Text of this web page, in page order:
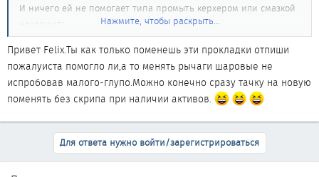
И ничего ей не помогает типа промыть керхером или смазкой
Я уже прикупил пластиковые надевалочки на пружины снизу
(хотя и родные вроде бы целые), в ближайшее время планирую
разобрать.
Нажмите, чтобы раскрыть...
Привет Felix.Ты как только поменешь эти прокладки отпиши
пожалуиста помогло ли,а то менять рычаги шаровые не
испробовав малого-глупо.Можно конечно сразу тачку на новую
поменять без скрипа при наличии активов.
Для ответа нужно войти/зарегистрироваться